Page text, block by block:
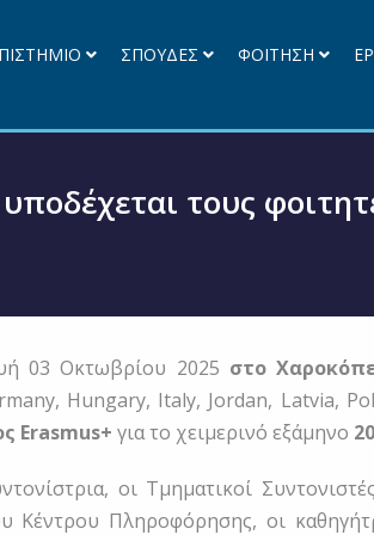
ΣΠΟΥΔΕΣ ΦΟΙΤΗΣΗ
τους
03 Οκτωβρίου 2025 στο
Hungary, Italy, Jordan, Latvia,
Erasmus+ για το χειμερινό εξάμηνο
οι Τμηματικοί
Κέντρου Πληροφόρησης, οι